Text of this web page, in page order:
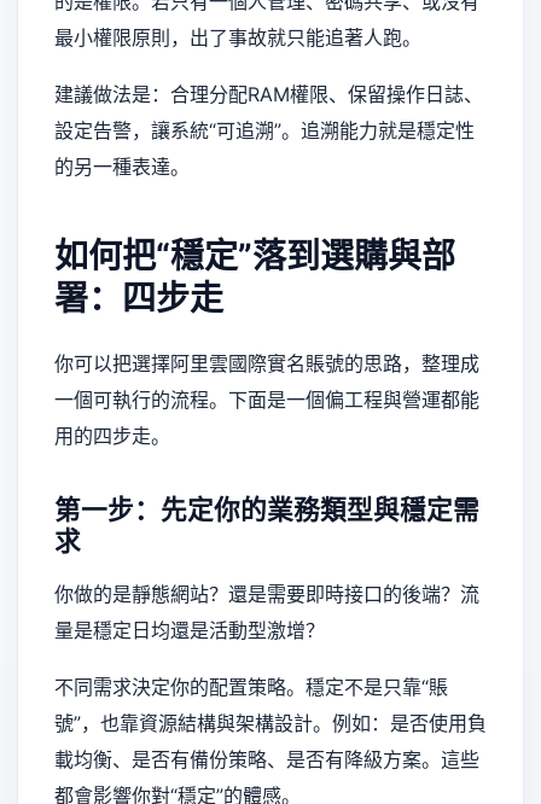
最小權限原則，出了事故就只能追著人跑。
建議做法是：合理分配RAM權限、保留操作日誌、
設定告警，讓系統“可追溯”。追溯能力就是穩定性
的另一種表達。
如何把“穩定”落到選購與部
署：四步走
你可以把選擇阿里雲國際實名賬號的思路，整理成
一個可執行的流程。下面是一個偏工程與營運都能
用的四步走。
第一步：先定你的業務類型與穩定需
求
你做的是靜態網站？還是需要即時接口的後端？流
量是穩定日均還是活動型激增？
不同需求決定你的配置策略。穩定不是只靠“賬
號”，也靠資源結構與架構設計。例如：是否使用負
載均衡、是否有備份策略、是否有降級方案。這些
都會影響你對“穩定”的體感。